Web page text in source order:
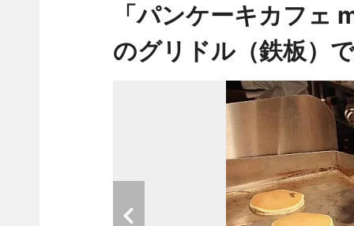
「パンケーキカフェ
のグリドル（鉄板）